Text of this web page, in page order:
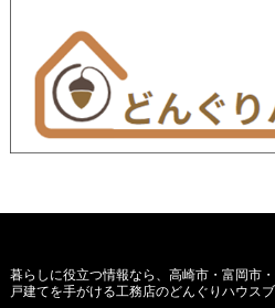
暮らしに役立つ情報なら、 高崎市・富岡市
戸建てを手がける工務店のどんぐりハウス